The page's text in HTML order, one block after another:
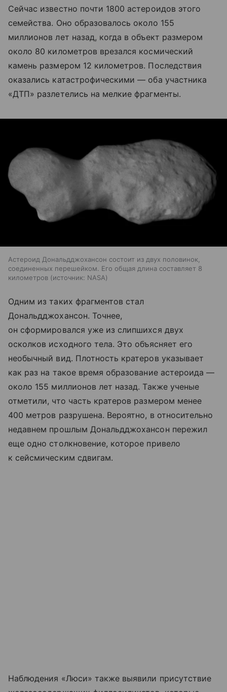
Сейчас известно почти 1800 астероидов этого
семейства. Оно образовалось около 155
миллионов лет назад, когда в объект размером
около 80 километров врезался космический
камень размером 12 километров. Последствия
оказались катастрофическими — оба участника
«ДТП» разлетелись на мелкие фрагменты.
Астероид Дональдджохансон состоит из двух половинок,
соединенных перешейком. Его общая длина составляет 8
километров
источник: NASA
Одним из таких фрагментов стал
Дональдджохансон. Точнее,
он сформировался уже из слипшихся двух
осколков исходного тела. Это объясняет его
необычный вид. Плотность кратеров указывает
как раз на такое время образование астероида —
около 155 миллионов лет назад. Также ученые
отметили, что часть кратеров размером менее
400 метров разрушена. Вероятно, в относительно
недавнем прошлым Дональдджохансон пережил
еще одно столкновение, которое привело
к сейсмическим сдвигам.
Наблюдения «Люси» также выявили присутствие